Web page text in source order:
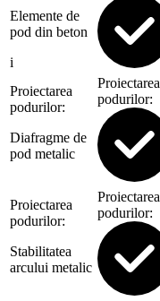
Elemente de
pod din beton
i
Proiectarea
podurilor:
Diafragme de
pod metalic
Proiectarea
podurilor:
Proiectarea
podurilor:
Stabilitatea
arcului metalic
Proiectarea
podurilor: